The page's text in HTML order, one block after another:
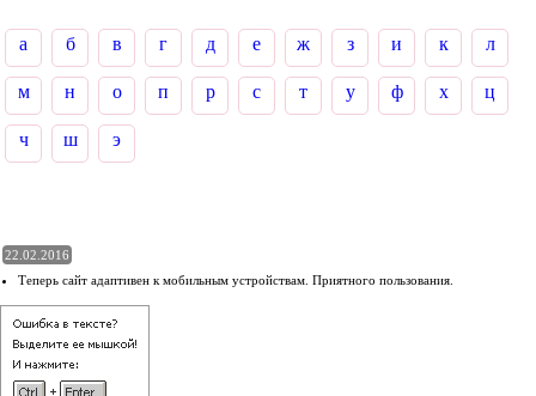
а б в г д е ж з и к л
м н о п р с т у ф х ц
ч ш э
22.02.2016
Теперь сайт адаптивен к мобильным устройствам. Приятного пользования.